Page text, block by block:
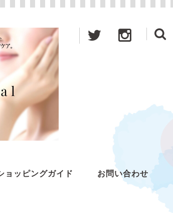
ョッピングガイド お問い合わせ